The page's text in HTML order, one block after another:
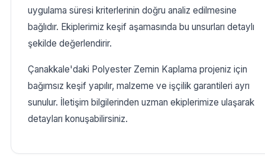
uygulama süresi kriterlerinin doğru analiz edilmesine
bağlıdır. Ekiplerimiz keşif aşamasında bu unsurları detaylı
şekilde değerlendirir.
Çanakkale'daki Polyester Zemin Kaplama projeniz için
bağımsız keşif yapılır, malzeme ve işçilik garantileri ayrı
sunulur. İletişim bilgilerinden uzman ekiplerimize ulaşarak
detayları konuşabilirsiniz.